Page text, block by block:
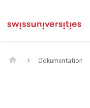
Main Navigation
Inhalt
Metanavigation
Dokumentation